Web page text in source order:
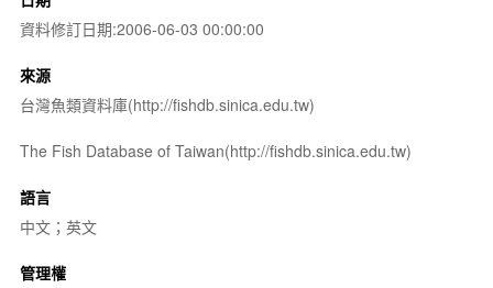
資料修訂日期:2006-06-03 00:00:00
來源
台灣魚類資料庫(http://fishdb.sinica.edu.tw)
The Fish Database of Taiwan(http://fishdb.sinica.edu.tw)
語言
中文；英文
管理權